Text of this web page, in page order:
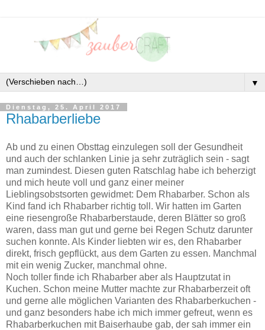
▼
Dienstag, 25. April 2017
Rhabarberliebe
Ab und zu einen Obsttag einzulegen soll der Gesundheit
und auch der schlanken Linie ja sehr zuträglich sein - sagt
man zumindest. Diesen guten Ratschlag habe ich beherzigt
und mich heute voll und ganz einer meiner
Lieblingsobstsorten gewidmet: Dem Rhabarber. Schon als
Kind fand ich Rhabarber richtig toll. Wir hatten im Garten
eine riesengroße Rhabarberstaude, deren Blätter so groß
waren, dass man gut und gerne bei Regen Schutz darunter
suchen konnte. Als Kinder liebten wir es, den Rhabarber
direkt, frisch gepflückt, aus dem Garten zu essen. Manchmal
mit ein wenig Zucker, manchmal ohne.
Noch toller finde ich Rhabarber aber als Hauptzutat in
Kuchen. Schon meine Mutter machte zur Rhabarberzeit oft
und gerne alle möglichen Varianten des Rhabarberkuchen -
und ganz besonders habe ich mich immer gefreut, wenn es
Rhabarberkuchen mit Baiserhaube gab, der sah immer ein